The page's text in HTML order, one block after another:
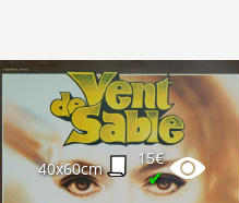
40x60cm
15€
✔